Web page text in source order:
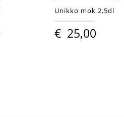
Unikko mok 2,5dl
€ 25,00